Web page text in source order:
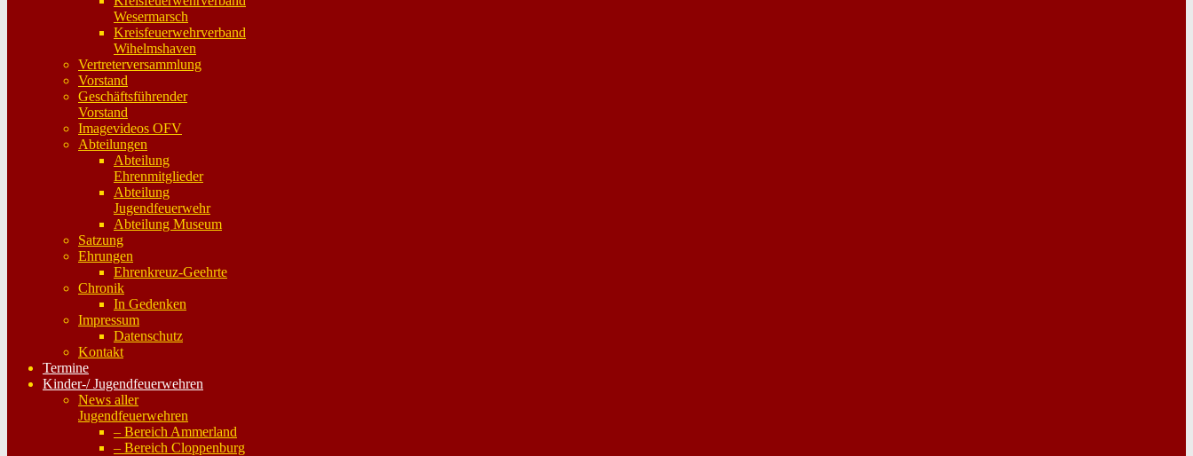
Wesermarsch
Kreisfeuerwehrverband
Wihelmshaven
Vertreterversammlung
Vorstand
Geschäftsführender
Vorstand
Imagevideos OFV
Abteilungen
Abteilung
Ehrenmitglieder
Abteilung
Jugendfeuerwehr
Abteilung Museum
Satzung
Ehrungen
Ehrenkreuz-Geehrte
Chronik
In Gedenken
Impressum
Datenschutz
Kontakt
Termine
Kinder-/ Jugendfeuerwehren
News aller
Jugendfeuerwehren
– Bereich Ammerland
– Bereich Cloppenburg